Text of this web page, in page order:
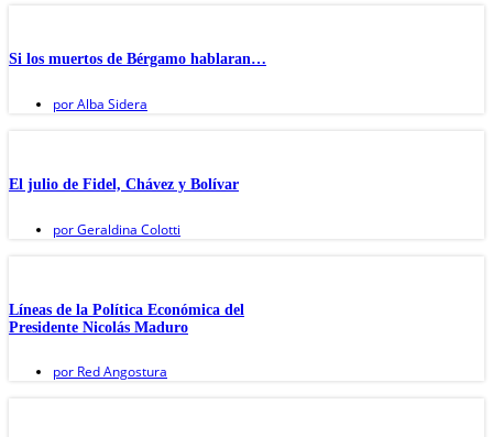
Si los muertos de Bérgamo hablaran…
porAlba Sidera
El julio de Fidel, Chávez y Bolívar
porGeraldina Colotti
Líneas de la Política Económica del
Presidente Nicolás Maduro
por Red Angostura